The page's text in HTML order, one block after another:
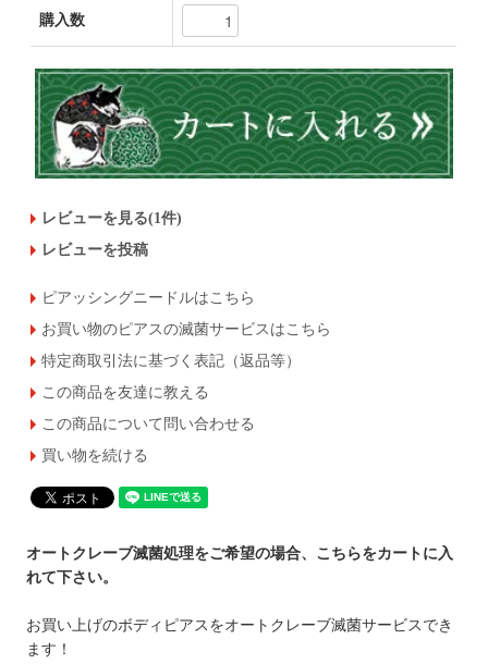
購入数
レビューを見る(1件)
レビューを投稿
ピアッシングニードルはこちら
お買い物のピアスの滅菌サービスはこちら
特定商取引法に基づく表記（返品等）
この商品を友達に教える
この商品について問い合わせる
買い物を続ける
オートクレーブ滅菌処理をご希望の場合、こちらをカートに入
れて下さい。
お買い上げのボディピアスをオートクレーブ滅菌サービスでき
ます！